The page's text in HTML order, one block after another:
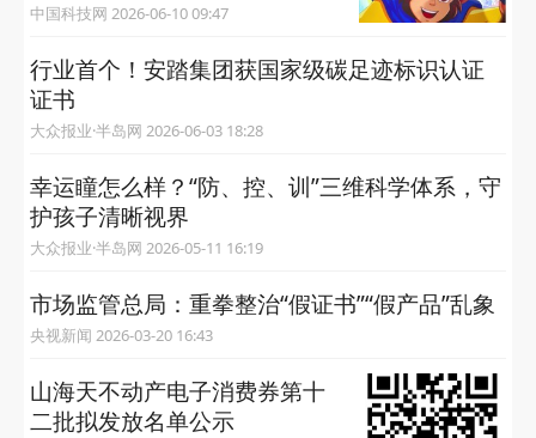
中国科技网 2026-06-10 09:47
行业首个！安踏集团获国家级碳足迹标识认证
证书
大众报业·半岛网 2026-06-03 18:28
幸运瞳怎么样？“防、控、训”三维科学体系，守
护孩子清晰视界
大众报业·半岛网 2026-05-11 16:19
市场监管总局：重拳整治“假证书”“假产品”乱象
央视新闻 2026-03-20 16:43
山海天不动产电子消费券第十
二批拟发放名单公示